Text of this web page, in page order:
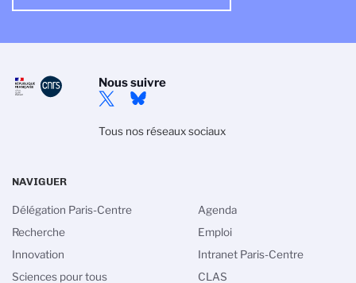
Nous suivre
Tous nos réseaux sociaux
NAVIGUER
Délégation Paris-Centre
Recherche
Innovation
Sciences pour tous
Agenda
Emploi
Intranet Paris-Centre
CLAS